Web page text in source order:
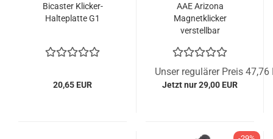
Bicaster Klicker-
Halteplatte G1
20,65 EUR
AAE Arizona
Magnetklicker
verstellbar
Unser regulärer Preis 47,76
Jetzt nur 29,00 EUR